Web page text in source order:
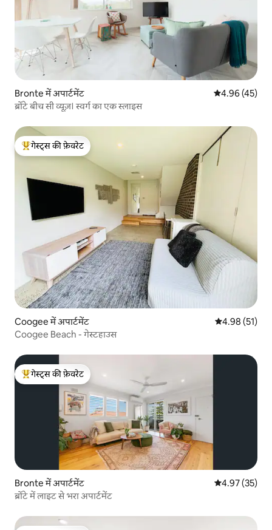
Bronte में अपार्टमेंट औसत रेटिंग 5 में
4.96 (45)
ब्रोंटे बीच सी व्यूज़। स्वर्ग का एक स्लाइस
गेस्ट्स का टॉप फ़ेवरेट
गेस्ट्स की फ़ेवरेट
Coogee में अपार्टमेंट औसत रेटिंग 5 में
4.98 (51)
Coogee Beach - गेस्टहाउस
गेस्ट्स का टॉप फ़ेवरेट
गेस्ट्स की फ़ेवरेट
Bronte में अपार्टमेंट औसत रेटिंग 5 में
4.97 (35)
ब्रोंटे में लाइट से भरा अपार्टमेंट